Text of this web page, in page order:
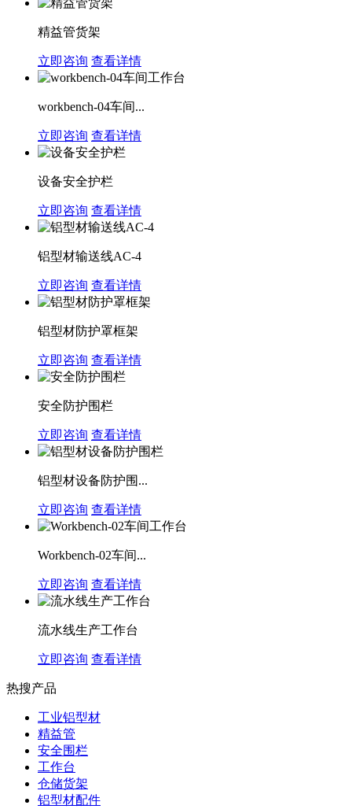
精益管货架
立即咨询 查看详情
workbench-04车间...
立即咨询 查看详情
设备安全护栏
立即咨询 查看详情
铝型材输送线AC-4
立即咨询 查看详情
铝型材防护罩框架
立即咨询 查看详情
安全防护围栏
立即咨询 查看详情
铝型材设备防护围...
立即咨询 查看详情
Workbench-02车间...
立即咨询 查看详情
流水线生产工作台
立即咨询 查看详情
热搜产品
工业铝型材
精益管
安全围栏
工作台
仓储货架
铝型材配件